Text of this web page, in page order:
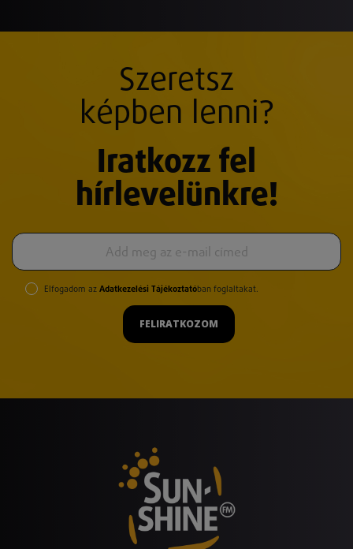
Szeretsz
képben lenni?
Iratkozz fel
hírlevelünkre!
Elfogadom az Adatkezelési Tájékoztatóban foglaltakat.
FELIRATKOZOM